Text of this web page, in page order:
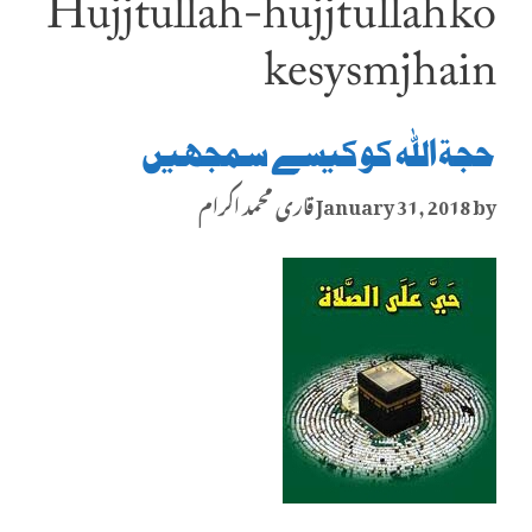
kesy smjhain
حجۃ اللہ کو کیسے سمجھیں
January 31, 2018by قاری محمد اکرام